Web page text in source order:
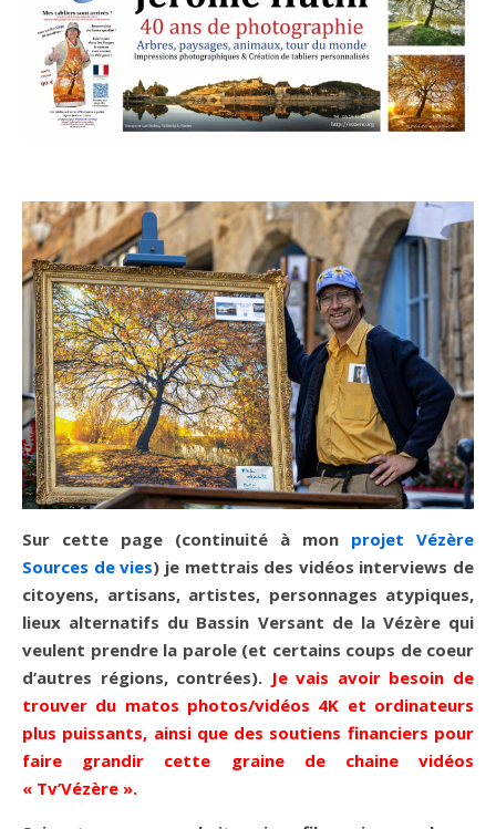
Sur cette page (continuité à mon projet Vézère
Sources de vies) je mettrais des vidéos interviews de
citoyens, artisans, artistes, personnages atypiques,
lieux alternatifs du Bassin Versant de la Vézère qui
veulent prendre la parole (et certains coups de coeur
d’autres régions, contrées). Je vais avoir besoin de
trouver du matos photos/vidéos 4K et ordinateurs
plus puissants, ainsi que des soutiens financiers pour
faire grandir cette graine de chaine vidéos
« Tv’Vézère ».